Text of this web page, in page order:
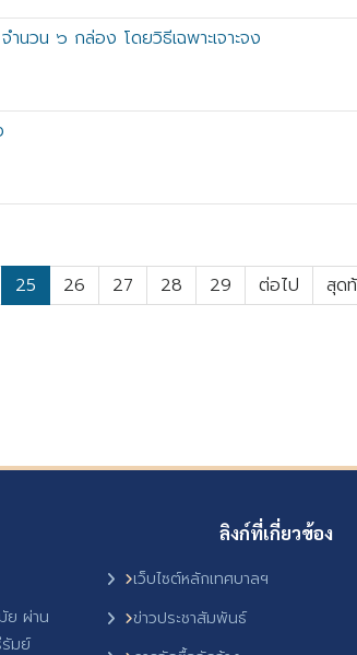
นวน ๖ กล่อง โดยวิธีเฉพาะเจาะจง
25 26 27 28 29 ต่อไป สุด
ย ผ่าน
มย์
ลิงก์ที่เกี่ยวข้อง
เว็บไซต์หลักเทศบาลฯ
ข่าวประชาสัมพันธ์